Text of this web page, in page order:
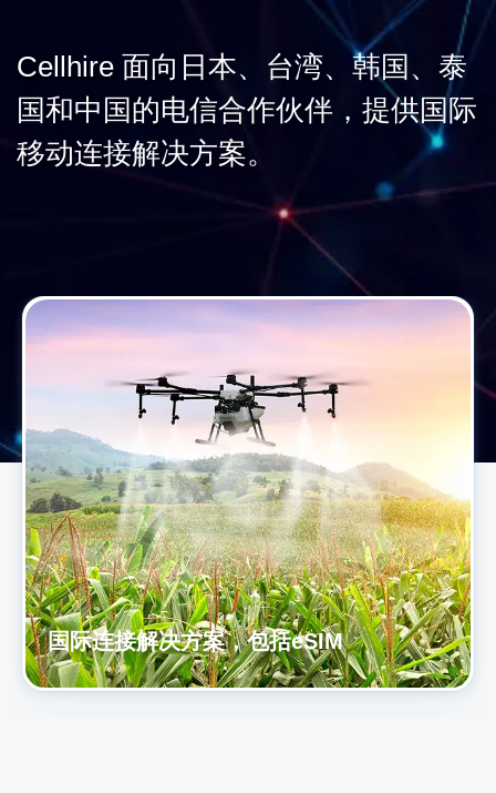
Cellhire 面向日本、台湾、韩国、泰
国和中国的电信合作伙伴，提供国际
移动连接解决方案。
国际连接解决方案，包括eSIM